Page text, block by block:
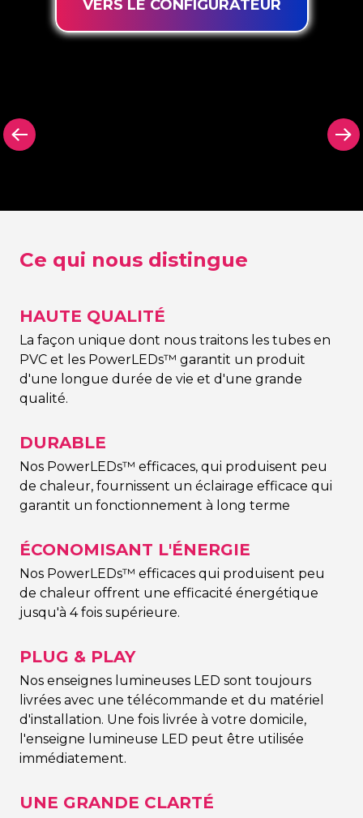
VERS LE CONFIGURATEUR
Signing
découpé
Signing
Ce qui nous distingue
HAUTE QUALITÉ
La façon unique dont nous traitons les tubes en
PVC et les PowerLEDs™ garantit un produit
d'une longue durée de vie et d'une grande
qualité.
DURABLE
Nos PowerLEDs™ efficaces, qui produisent peu
de chaleur, fournissent un éclairage efficace qui
garantit un fonctionnement à long terme
ÉCONOMISANT L'ÉNERGIE
Nos PowerLEDs™ efficaces qui produisent peu
de chaleur offrent une efficacité énergétique
jusqu'à 4 fois supérieure.
PLUG & PLAY
Nos enseignes lumineuses LED sont toujours
livrées avec une télécommande et du matériel
d'installation. Une fois livrée à votre domicile,
l'enseigne lumineuse LED peut être utilisée
immédiatement.
UNE GRANDE CLARTÉ